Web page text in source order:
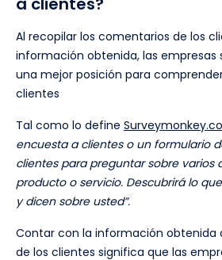
Al recopilar los comentarios de los
información obtenida, las empresas
una mejor posición para
clientes
Tal como lo define
encuesta a clientes o un formulario
clientes para preguntar sobre varios
producto o servicio. Descubrirá lo
y dicen sobre usted”.
Contar con la información obtenida
de los clientes significa que las